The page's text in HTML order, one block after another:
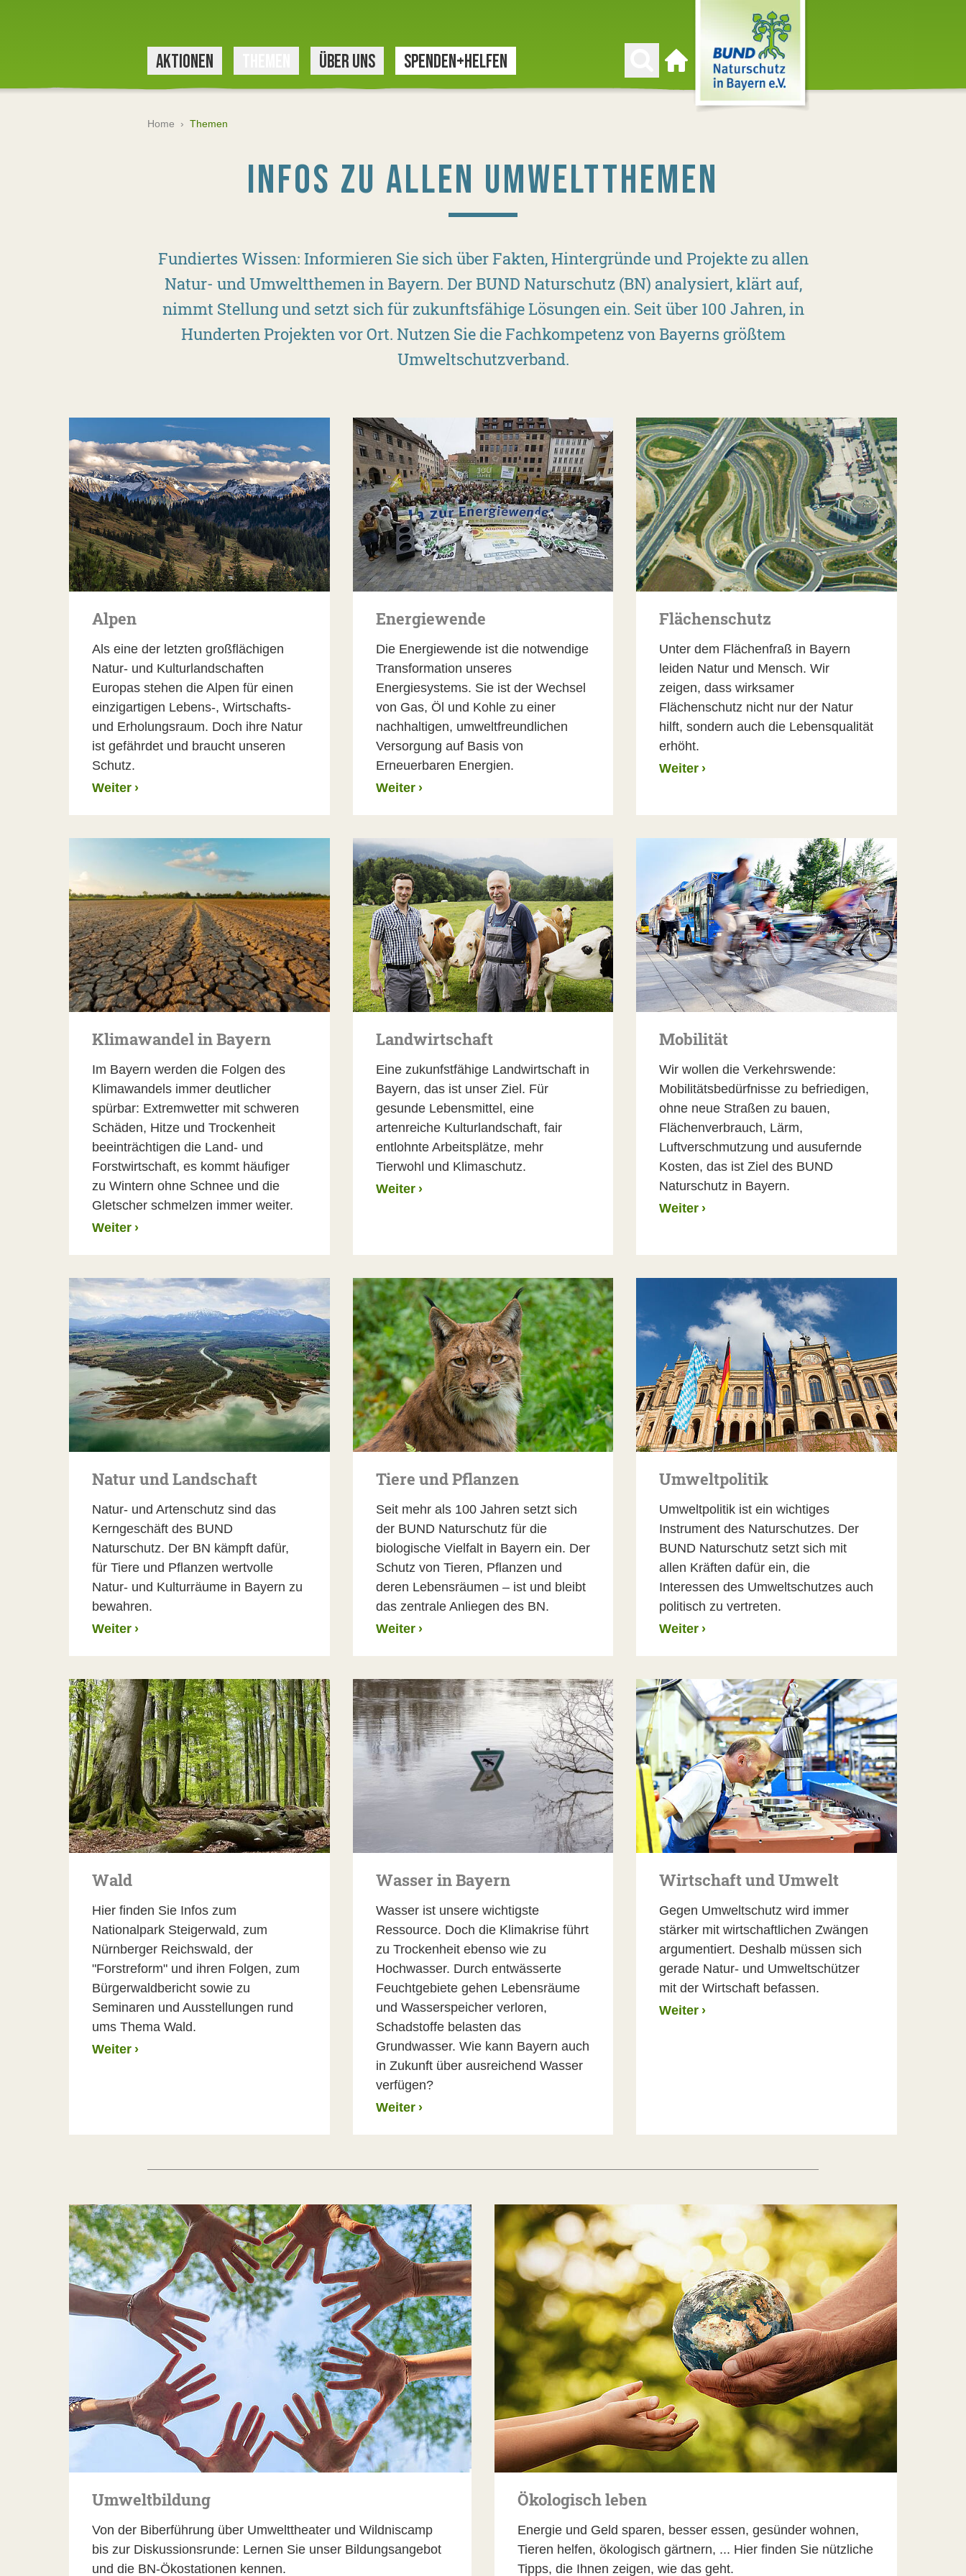
AKTIONEN ÜBER UNS SPENDEN+HELFEN
Zur Startseite
Home › Themen
INFOS ZU ALLEN UMWELTTHEMEN
Fundiertes Wissen: Informieren Sie sich über Fakten, Hintergründe und Projekte zu allen
Natur- und Umweltthemen in Bayern. Der BUND Naturschutz (BN) analysiert, klärt auf,
nimmt Stellung und setzt sich für zukunftsfähige Lösungen ein. Seit über 100 Jahren, in
Hunderten Projekten vor Ort. Nutzen Sie die Fachkompetenz von Bayerns größtem
Umweltschutzverband.
Alpen
Als eine der letzten großflächigen
Natur- und Kulturlandschaften
Europas stehen die Alpen für einen
einzigartigen Lebens-, Wirtschafts-
und Erholungsraum. Doch ihre Natur
ist gefährdet und braucht unseren
Schutz.
Weiter ›
Energiewende
Die Energiewende ist die notwendige
Transformation unseres
Energiesystems. Sie ist der Wechsel
von Gas, Öl und Kohle zu einer
nachhaltigen, umweltfreundlichen
Versorgung auf Basis von
Erneuerbaren Energien.
Weiter ›
Flächenschutz
Unter dem Flächenfraß in Bayern
leiden Natur und Mensch. Wir
zeigen, dass wirksamer
Flächenschutz nicht nur der Natur
hilft, sondern auch die Lebensqualität
erhöht.
Weiter ›
Klimawandel in Bayern
Im Bayern werden die Folgen des
Klimawandels immer deutlicher
spürbar: Extremwetter mit schweren
Schäden, Hitze und Trockenheit
beeinträchtigen die Land- und
Forstwirtschaft, es kommt häufiger
zu Wintern ohne Schnee und die
Gletscher schmelzen immer weiter.
Weiter ›
Landwirtschaft
Eine zukunfstfähige Landwirtschaft in
Bayern, das ist unser Ziel. Für
gesunde Lebensmittel, eine
artenreiche Kulturlandschaft, fair
entlohnte Arbeitsplätze, mehr
Tierwohl und Klimaschutz.
Weiter ›
Mobilität
Wir wollen die Verkehrswende:
Mobilitätsbedürfnisse zu befriedigen,
ohne neue Straßen zu bauen,
Flächenverbrauch, Lärm,
Luftverschmutzung und ausufernde
Kosten, das ist Ziel des BUND
Naturschutz in Bayern.
Weiter ›
Natur und Landschaft
Natur- und Artenschutz sind das
Kerngeschäft des BUND
Naturschutz. Der BN kämpft dafür,
für Tiere und Pflanzen wertvolle
Natur- und Kulturräume in Bayern zu
bewahren.
Weiter ›
Tiere und Pflanzen
Seit mehr als 100 Jahren setzt sich
der BUND Naturschutz für die
biologische Vielfalt in Bayern ein. Der
Schutz von Tieren, Pflanzen und
deren Lebensräumen – ist und bleibt
das zentrale Anliegen des BN.
Weiter ›
Umweltpolitik
Umweltpolitik ist ein wichtiges
Instrument des Naturschutzes. Der
BUND Naturschutz setzt sich mit
allen Kräften dafür ein, die
Interessen des Umweltschutzes auch
politisch zu vertreten.
Weiter ›
Wald
Hier finden Sie Infos zum
Nationalpark Steigerwald, zum
Nürnberger Reichswald, der
"Forstreform" und ihren Folgen, zum
Bürgerwaldbericht sowie zu
Seminaren und Ausstellungen rund
ums Thema Wald.
Weiter ›
Wasser in Bayern
Wasser ist unsere wichtigste
Ressource. Doch die Klimakrise führt
zu Trockenheit ebenso wie zu
Hochwasser. Durch entwässerte
Feuchtgebiete gehen Lebensräume
und Wasserspeicher verloren,
Schadstoffe belasten das
Grundwasser. Wie kann Bayern auch
in Zukunft über ausreichend Wasser
verfügen?
Weiter ›
Wirtschaft und Umwelt
Gegen Umweltschutz wird immer
stärker mit wirtschaftlichen Zwängen
argumentiert. Deshalb müssen sich
gerade Natur- und Umweltschützer
mit der Wirtschaft befassen.
Weiter ›
Umweltbildung
Von der Biberführung über Umwelttheater und Wildniscamp
bis zur Diskussionsrunde: Lernen Sie unser Bildungsangebot
und die BN-Ökostationen kennen.
Ökologisch leben
Energie und Geld sparen, besser essen, gesünder wohnen,
Tieren helfen, ökologisch gärtnern, ... Hier finden Sie nützliche
Tipps, die Ihnen zeigen, wie das geht.